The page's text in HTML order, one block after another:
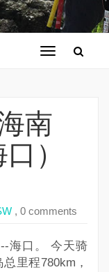
切
南
）
, 0 comments
海口。 今天骑
里程780km，